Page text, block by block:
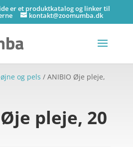
er et produktkatalog og linker til
kontakt@zoomumba.dk
og pels / ANIBIO Øje pleje,
pleje, 20